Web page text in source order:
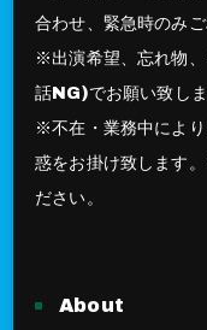
合わせ、緊急時のみご
※出演希望、忘れ物
話NG)でお願い致しま
※不在・業務中によ
惑をお掛け致します
ださい。
About